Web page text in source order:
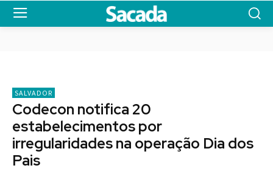
SALVADOR
Codecon notifica 20
estabelecimentos por
irregularidades na operação Dia dos
Pais